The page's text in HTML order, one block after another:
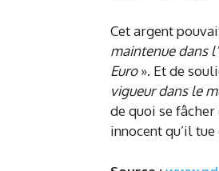
Cet argent
maintenue dans
Euro». Et de
vigueur dans le
de quoi se
innocent qu’il